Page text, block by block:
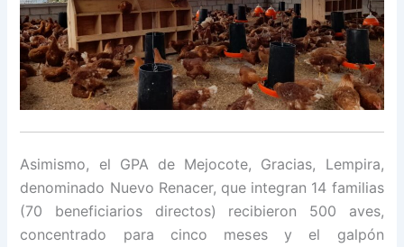
Asimismo, el GPA de Mejocote, Gracias, Lempira,
denominado Nuevo Renacer, que integran 14 familias
(70 beneficiarios directos) recibieron 500 aves,
concentrado para cinco meses y el galpón